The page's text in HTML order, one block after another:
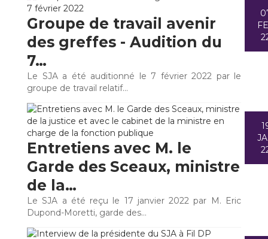
Groupe de travail avenir
des greffes - Audition du
7…
Le SJA a été auditionné le 7 février 2022 par le
groupe de travail relatif…
Entretiens avec M. le
Garde des Sceaux, ministre
de la…
Le SJA a été reçu le 17 janvier 2022 par M. Eric
Dupond-Moretti, garde des…